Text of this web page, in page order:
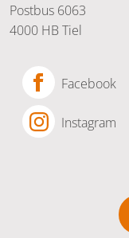
Postbus 6063
4000 HB Tiel
Facebook
Instagram